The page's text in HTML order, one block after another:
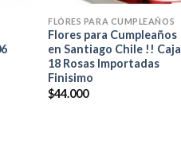
FLÓRES PARA CUMPLEAÑOS
Flores para Cumpleaños
en Santiago Chile !! Caja
18 Rosas Importadas
Finisimo
$44.000